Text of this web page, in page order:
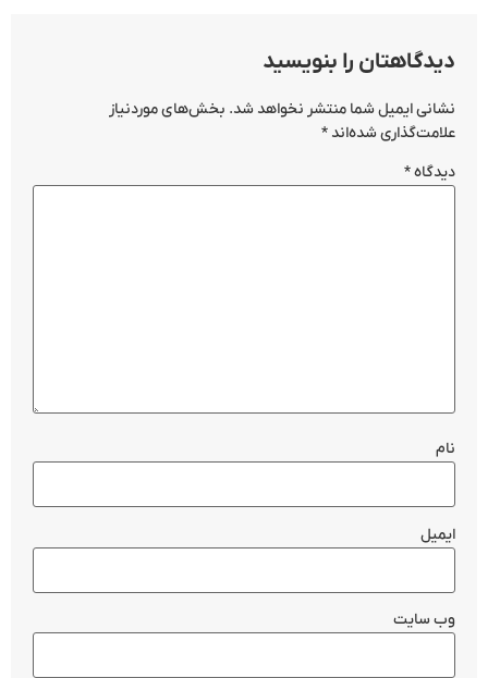
دیدگاهتان را بنویسید
نشانی ایمیل شما منتشر نخواهد شد. بخش‌های موردنیاز
علامت‌گذاری شده‌اند *
دیدگاه*
نام
ایمیل
وب‌ سایت